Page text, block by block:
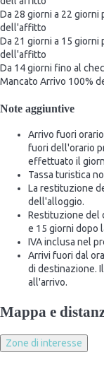
Da 28 giorni a 22 giorni
dell'affitto
Da 21 giorni a 15 giorni
dell'affitto
Da 14 giorni fino al
Mancato Arrivo 100%
Note aggiuntive
Arrivo fuori
fuori dell'orario
effettuato il
Tassa turistica
La restituzione
dell'alloggio.
Restituzione del
e 15 giorni dopo
IVA inclusa nel
Arrivi fuori dal
di destinazione.
all'arrivo.
Mappa e
Zone di interesse